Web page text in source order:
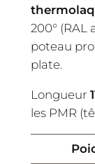
200° (RAL
poteau
plate.
Longueur
les PMR